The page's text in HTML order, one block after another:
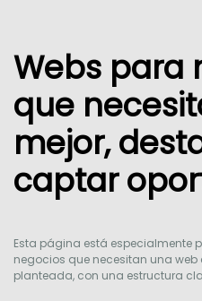
Webs para
que
mejor,
captar
Esta página está especialmente
negocios que necesitan una
planteada, con una estructura